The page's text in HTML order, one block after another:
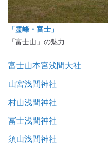
「霊峰・富士」
「富士山」の魅力
富士山本宮浅間大社
山宮浅間神社
村山浅間神社
冨士浅間神社
須山浅間神社